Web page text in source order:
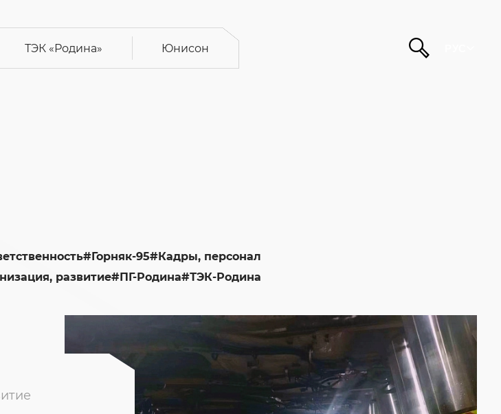
ТЭК «Родина» Юнисон
Горняк-95
Кадры, персонал
развитие
ПГ-Родина ТЭК-Родина